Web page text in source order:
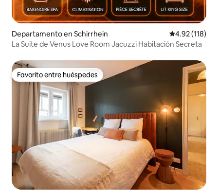
Departamento en Schirrhein Calificación
4.92 (118)
La Suite de Venus Love Room Jacuzzi Habitación Secreta
Favorito entre huéspedes
Favorito entre huéspedes